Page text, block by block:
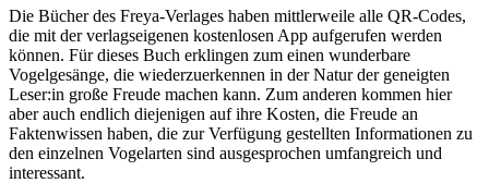
Die Bücher des Freya-Verlages haben mittlerweile alle QR-Codes,
die mit der verlagseigenen kostenlosen App aufgerufen werden
können. Für dieses Buch erklingen zum einen wunderbare
Vogelgesänge, die wiederzuerkennen in der Natur der geneigten
Leser:in große Freude machen kann. Zum anderen kommen hier
aber auch endlich diejenigen auf ihre Kosten, die Freude an
Faktenwissen haben, die zur Verfügung gestellten Informationen zu
den einzelnen Vogelarten sind ausgesprochen umfangreich und
interessant.